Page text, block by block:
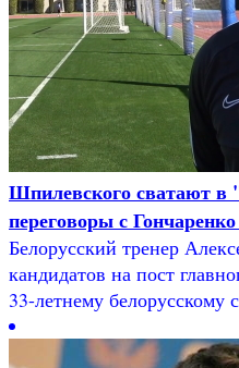
Шпилевского сватают в
переговоры с
Белорусский тренер
кандидатов на пост
33-летнему белорусскому